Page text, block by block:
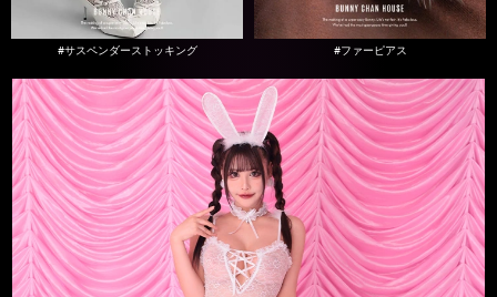
#サスペンダーストッキング #ファーピアス